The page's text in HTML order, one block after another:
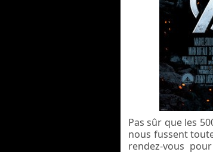
Pas sûr que les
nous fussent
rendez-vous